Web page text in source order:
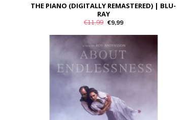
THE PIANO (DIGITALLY REMASTERED) | BLU-
RAY
€11,99 €9,99